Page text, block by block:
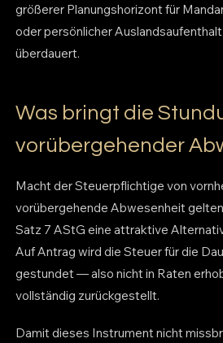
größerer Planungshorizont für
oder persönlicher
überdauert.
Was bringt die
vorübergehender
Macht der Steuerpflichtige von
vorübergehende Abwesenheit
Satz 7 AStG eine attraktive
Auf Antrag wird die Steuer für die
gestundet — also nicht in Raten
vollständig zurückgestellt.
Damit dieses Instrument nicht